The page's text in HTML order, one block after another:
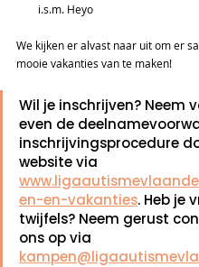
i.s.m. Heyo
We kijken er alvast naar uit om er
mooie vakanties van te maken!
Wil je inschrijven? Neem
even de
inschrijvingsprocedure
website via
en-en-vakanties. Heb je
twijfels? Neem gerust
ons op via